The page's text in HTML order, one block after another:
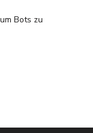
Bots zu